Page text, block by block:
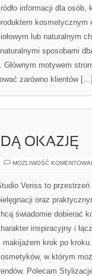
informacji dla osób,
kosmetycznym
lub naturalnym
sposobami
motywem
zarówno klientów
OKAZJĘ
MOŻLIWOŚĆ
Veriss to
oraz
świadomie dobierać
inspiracyjny i
makijażem krok po
w którym
Polecam